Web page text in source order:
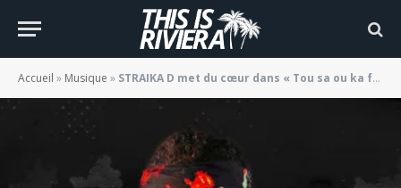
Accueil » Musique » STRAIKA D met du cœur dans « Tou sa ou ka fè »